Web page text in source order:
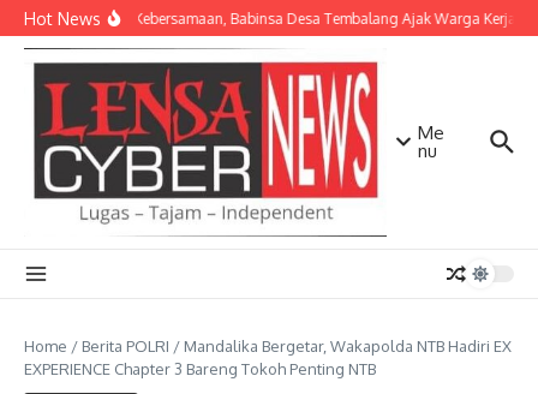
Lewati ke konten
Hot NewsPererat Kebersamaan, Babinsa Desa Tembalang Ajak Warga Kerja
Me
nu
Home / Berita POLRI / Mandalika Bergetar, Wakapolda NTB Hadiri EX
EXPERIENCE Chapter 3 Bareng Tokoh Penting NTB